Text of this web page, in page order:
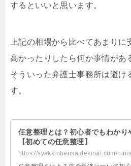
するといいと思います。
上記の相場から比べてあまりに
高かったりしたら何か事情があ
そういった弁護士事務所は避け
す。
任意整理とは？初心者でもわかり
【初めての任意整理】
https://syakkinhensaidekinai.com/